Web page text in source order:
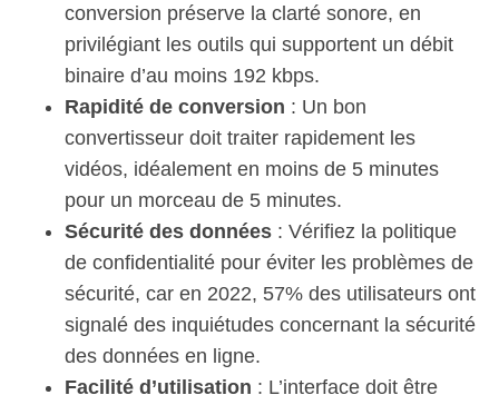
conversion préserve la clarté sonore, en
privilégiant les outils qui supportent un débit
binaire d’au moins 192 kbps.
Rapidité de conversion : Un bon
convertisseur doit traiter rapidement les
vidéos, idéalement en moins de 5 minutes
pour un morceau de 5 minutes.
Sécurité des données: Vérifiez la politique
de confidentialité pour éviter les problèmes de
sécurité, car en 2022, 57% des utilisateurs ont
signalé des inquiétudes concernant la sécurité
des données en ligne.
Facilité d’utilisation : L’interface doit être